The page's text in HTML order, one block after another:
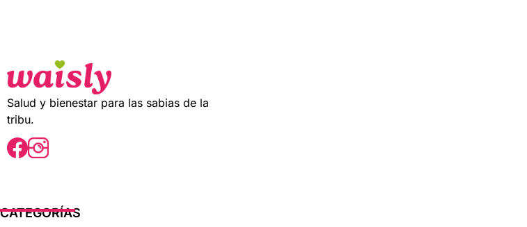
Salud y bienestar para las sabias de la
tribu.
CATEGORÍAS